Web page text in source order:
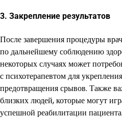
3. Закрепление результатов
После завершения процедуры
по дальнейшему соблюдению
некоторых случаях может
с психотерапевтом для
предотвращения срывов. Также
близких людей, которые могут
успешной реабилитации пациента.